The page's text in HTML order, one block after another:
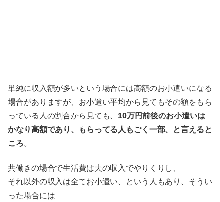
単純に収入額が多いという場合には高額のお小遣いになる
場合がありますが、お小遣い平均から見てもその額をもら
っている人の割合から見ても、 10万円前後のお小遣いは
かなり高額であり、もらってる人もごく一部、と言えると
ころ。
共働きの場合で生活費は夫の収入でやりくりし、
それ以外の収入は全てお小遣い、という人もあり、そうい
った場合には